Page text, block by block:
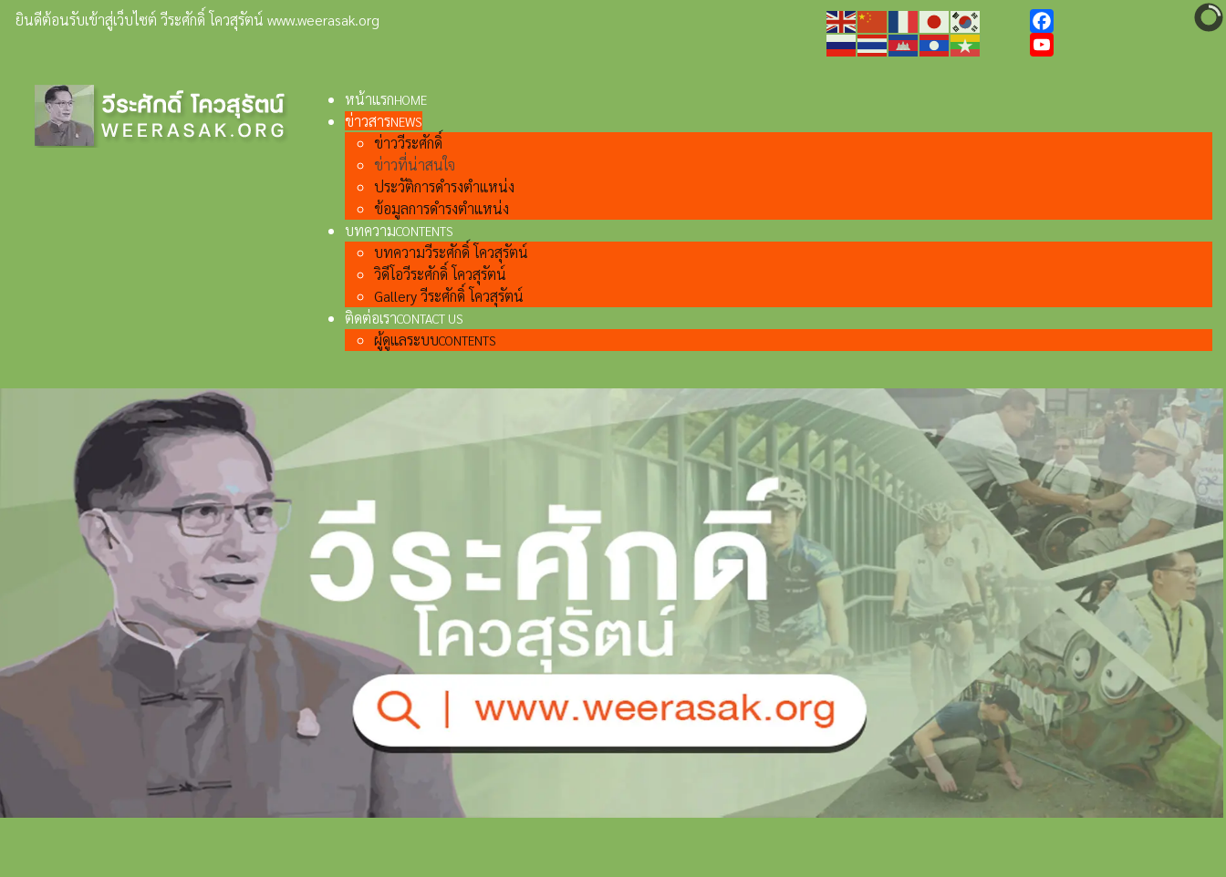
ยินดีต้อนรับเข้าสู่เว็บไซต์ วีระศักดิ์ โควสุรัตน์ www.weerasak.org
Facebook
หน้าแรกHOME
ข่าวสารNEWS
ข่าววีระศักดิ์
ข่าวที่น่าสนใจ
ประวัติการดำรงตำแหน่ง
ข้อมูลการดำรงตำแหน่ง
บทความCONTENTS
บทความวีระศักดิ์ โควสุรัตน์
วิดีโอวีระศักดิ์ โควสุรัตน์
Gallery วีระศักดิ์ โควสุรัตน์
ติดต่อเราCONTACT US
ผู้ดูแลระบบCONTENTS